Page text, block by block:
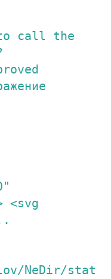
call the
"
<svg
NeDir/stat